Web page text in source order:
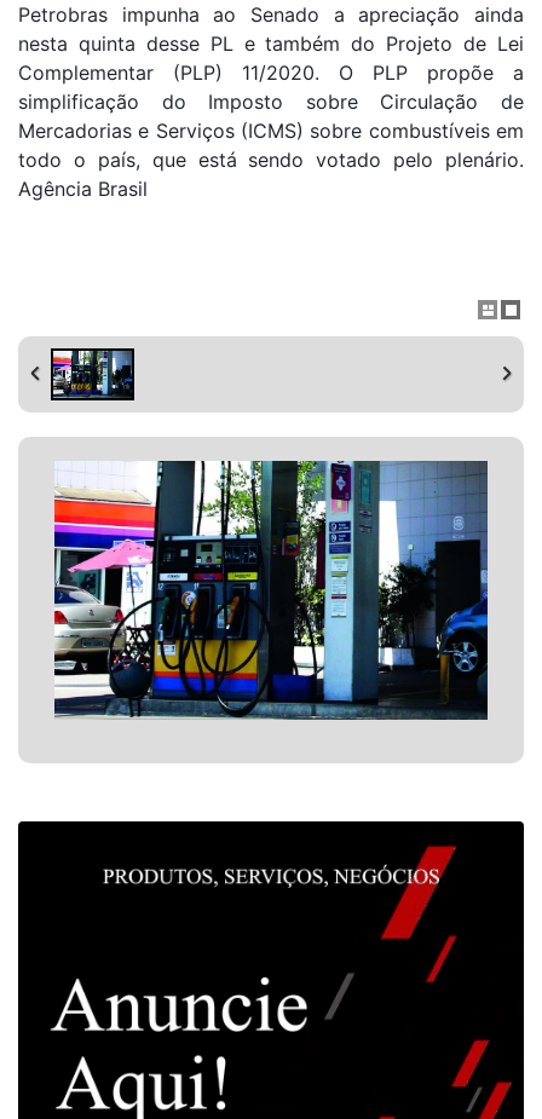
Petrobras impunha ao Senado a apreciação ainda
nesta quinta desse PL e também do Projeto de Lei
Complementar (PLP) 11/2020. O PLP propõe a
simplificação do Imposto sobre Circulação de
Mercadorias e Serviços (ICMS) sobre combustíveis em
todo o país, que está sendo votado pelo plenário.
Agência Brasil